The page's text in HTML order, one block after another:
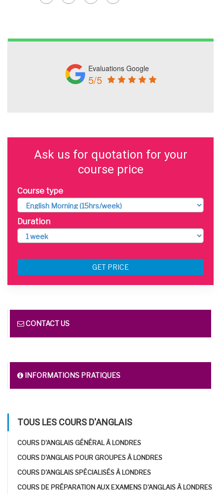
Evaluations Google
5/5
Ask us for quotation for your
course price
Course type
Duration
GET PRICE
CONTACT US
INFORMATIONS PRATIQUES
TOUS LES COURS D'ANGLAIS
COURS D'ANGLAIS GÉNÉRAL À LONDRES
COURS D'ANGLAIS POUR GROUPES À LONDRES
COURS D'ANGLAIS SPÉCIALISÉS À LONDRES
COURS DE PRÉPARATION AUX EXAMENS D'ANGLAIS À LONDRES